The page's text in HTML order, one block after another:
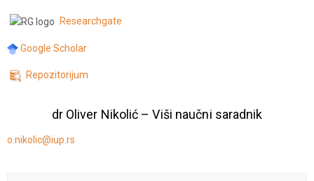
Researchgate
Google Scholar
Repozitorijum
dr Oliver Nikolić – Viši naučni saradnik
o.nikolic@iup.rs